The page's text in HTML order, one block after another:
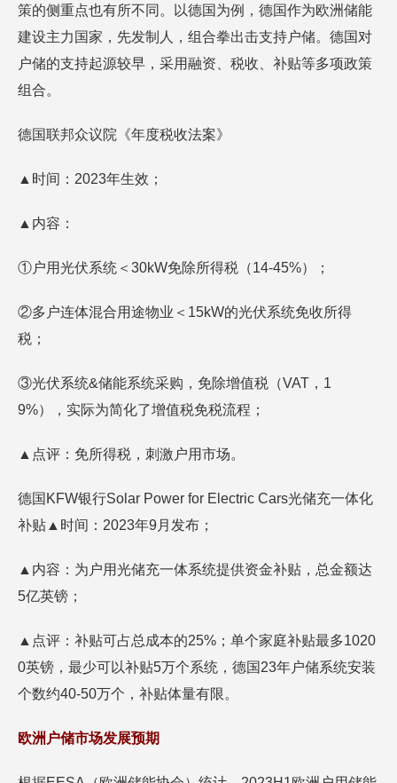
策的侧重点也有所不同。以德国为例，德国作为欧洲储能
建设主力国家，先发制人，组合拳出击支持户储。德国对
户储的支持起源较早，采用融资、税收、补贴等多项政策
组合。
德国联邦众议院《年度税收法案》
▲时间：2023年生效；
▲内容：
①户用光伏系统＜30kW免除所得税（14-45%）；
②多户连体混合用途物业＜15kW的光伏系统免收所得
税；
③光伏系统&储能系统采购，免除增值税（VAT，1
9%），实际为简化了增值税免税流程；
▲点评：免所得税，刺激户用市场。
德国KFW银行Solar Power for Electric Cars光储充一体化
补贴▲时间：2023年9月发布；
▲内容：为户用光储充一体系统提供资金补贴，总金额达
5亿英镑；
▲点评：补贴可占总成本的25%；单个家庭补贴最多1020
0英镑，最少可以补贴5万个系统，德国23年户储系统安装
个数约40-50万个，补贴体量有限。
欧洲户储市场发展预期